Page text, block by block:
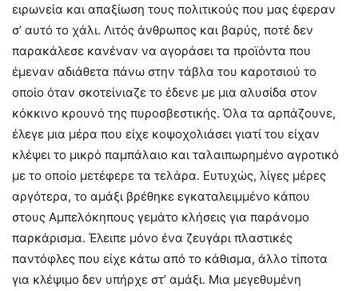
ειρωνεία και απαξίωση τους πολιτικούς που μας έφεραν
σ’ αυτό το χάλι. Λιτός άνθρωπος και βαρύς, ποτέ δεν
παρακάλεσε κανέναν να αγοράσει τα προϊόντα που
έμεναν αδιάθετα πάνω στην τάβλα του καροτσιού το
οποίο όταν σκοτείνιαζε το έδενε με μια αλυσίδα στον
κόκκινο κρουνό της πυροσβεστικής. Όλα τα αρπάζουνε,
έλεγε μια μέρα που είχε κοψοχολιάσει γιατί του είχαν
κλέψει το μικρό παμπάλαιο και ταλαιπωρημένο αγροτικό
με το οποίο μετέφερε τα τελάρα. Ευτυχώς, λίγες μέρες
αργότερα, το αμάξι βρέθηκε εγκαταλειμμένο κάπου
στους Αμπελόκηπους γεμάτο κλήσεις για παράνομο
παρκάρισμα. Έλειπε μόνο ένα ζευγάρι πλαστικές
παντόφλες που είχε κάτω από το κάθισμα, άλλο τίποτα
για κλέψιμο δεν υπήρχε στ’ αμάξι. Μια μεγεθυμένη